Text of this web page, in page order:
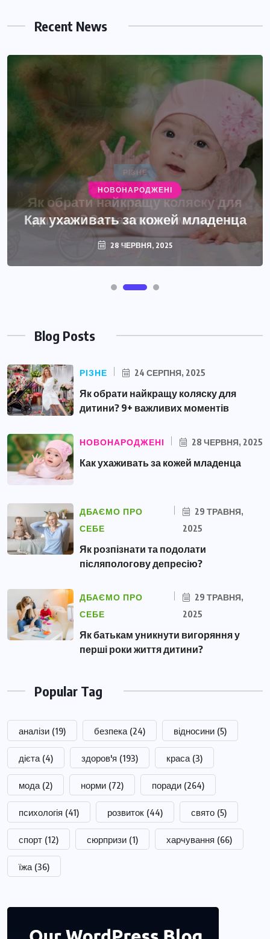
Recent News
НОВОНАРОДЖЕНІ
Как ухаживать за кожей младенца
28 ЧЕРВНЯ, 2025
Blog Posts
РІЗНЕ 24 СЕРПНЯ, 2025
Як обрати найкращу коляску для
дитини? 9+ важливих моментів
НОВОНАРОДЖЕНІ 28 ЧЕРВНЯ, 2025
Как ухаживать за кожей младенца
ДБАЄМО ПРО
СЕБЕ
29 ТРАВНЯ,
2025
Як розпізнати та подолати
післяпологову депресію?
ДБАЄМО ПРО
СЕБЕ
29 ТРАВНЯ,
2025
Як батькам уникнути вигоряння у
перші роки життя дитини?
Popular Tag
аналізи (19) безпека (24) відносини (5)
дієта (4) здоров'я (193) краса (3)
мода (2) норми (72) поради (264)
психологія (41) розвиток (44) свято (5)
спорт (12) сюрпризи (1) харчування (66)
їжа (36)